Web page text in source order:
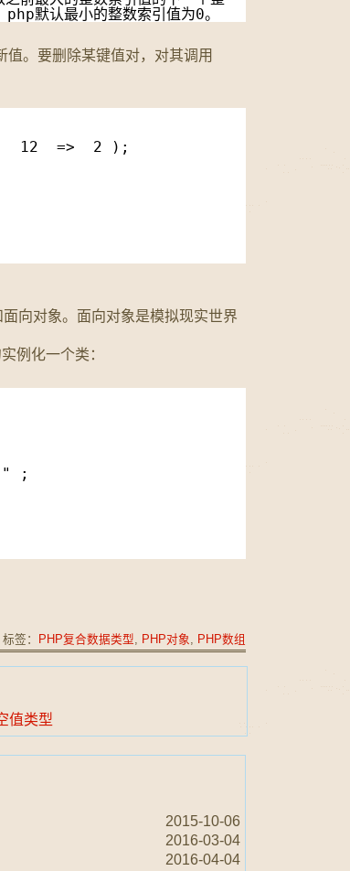
默认最小的整数索引值为0。
。要删除某键值对，对其调用
12  =>  2 );
对应的值
向对象。面向对象是模拟现实世界
例化一个类：
;
标签： PHP复合数据类型, PHP对象 , PHP数组
值类型
2015-10-06
2016-03-04
2016-04-04